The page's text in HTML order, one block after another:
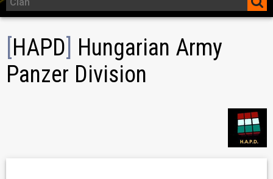
HAPD Hungarian Army
Panzer Division